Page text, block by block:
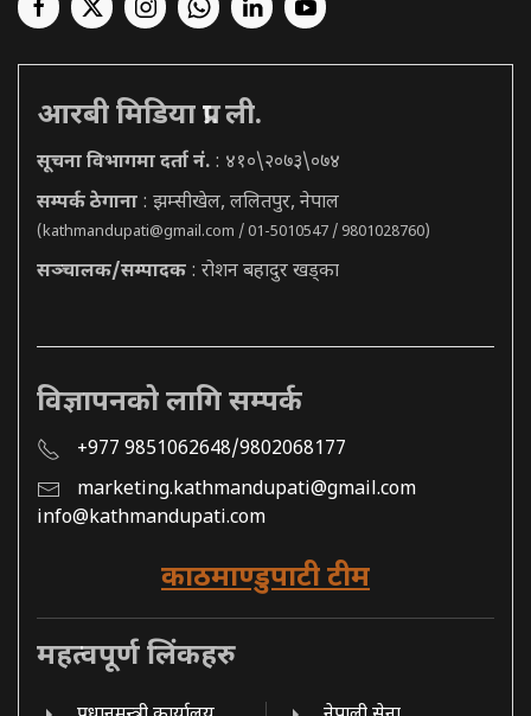
आरबी मिडिया प्रा. ली.
सूचना विभागमा दर्ता नं. : ४१०\२०७३\०७४
सम्पर्क ठेगाना : झम्सीखेल, ललितपुर, नेपाल
(kathmandupati@gmail.com / 01-5010547 / 9801028760)
सञ्चालक/सम्पादक : रोशन बहादुर खड्का
विज्ञापनको लागि सम्पर्क
+977 9851062648/9802068177
marketing.kathmandupati@gmail.com
info@kathmandupati.com
काठमाण्डुपाटी टीम
महत्वपूर्ण लिंकहरु